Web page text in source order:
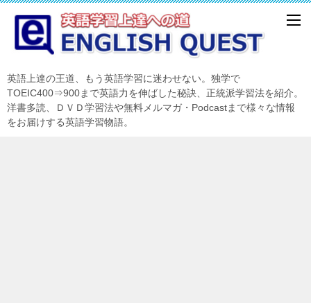
英語上達の王道、もう英語学習に迷わせない。独学で
TOEIC400⇒900まで英語力を伸ばした秘訣、正統派学習法を紹介。
洋書多読、ＤＶＤ学習法や無料メルマガ・Podcastまで様々な情報
をお届けする英語学習物語。